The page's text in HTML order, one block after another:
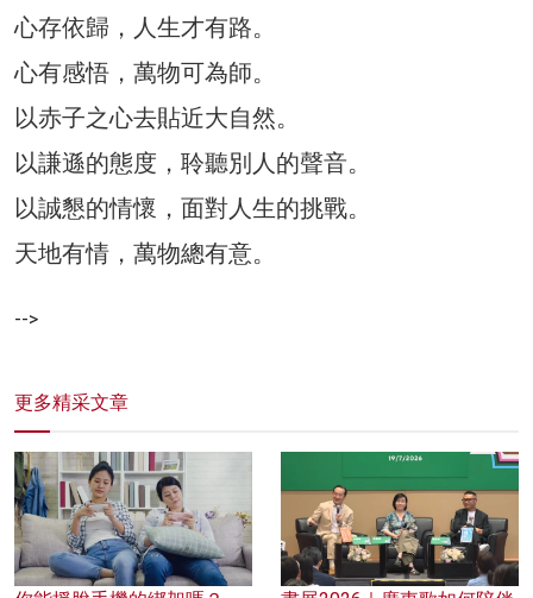
心存依歸，人生才有路。
心有感悟，萬物可為師。
以赤子之心去貼近大自然。
以謙遜的態度，聆聽別人的聲音。
以誠懇的情懷，面對人生的挑戰。
天地有情，萬物總有意。
-->
更多精采文章